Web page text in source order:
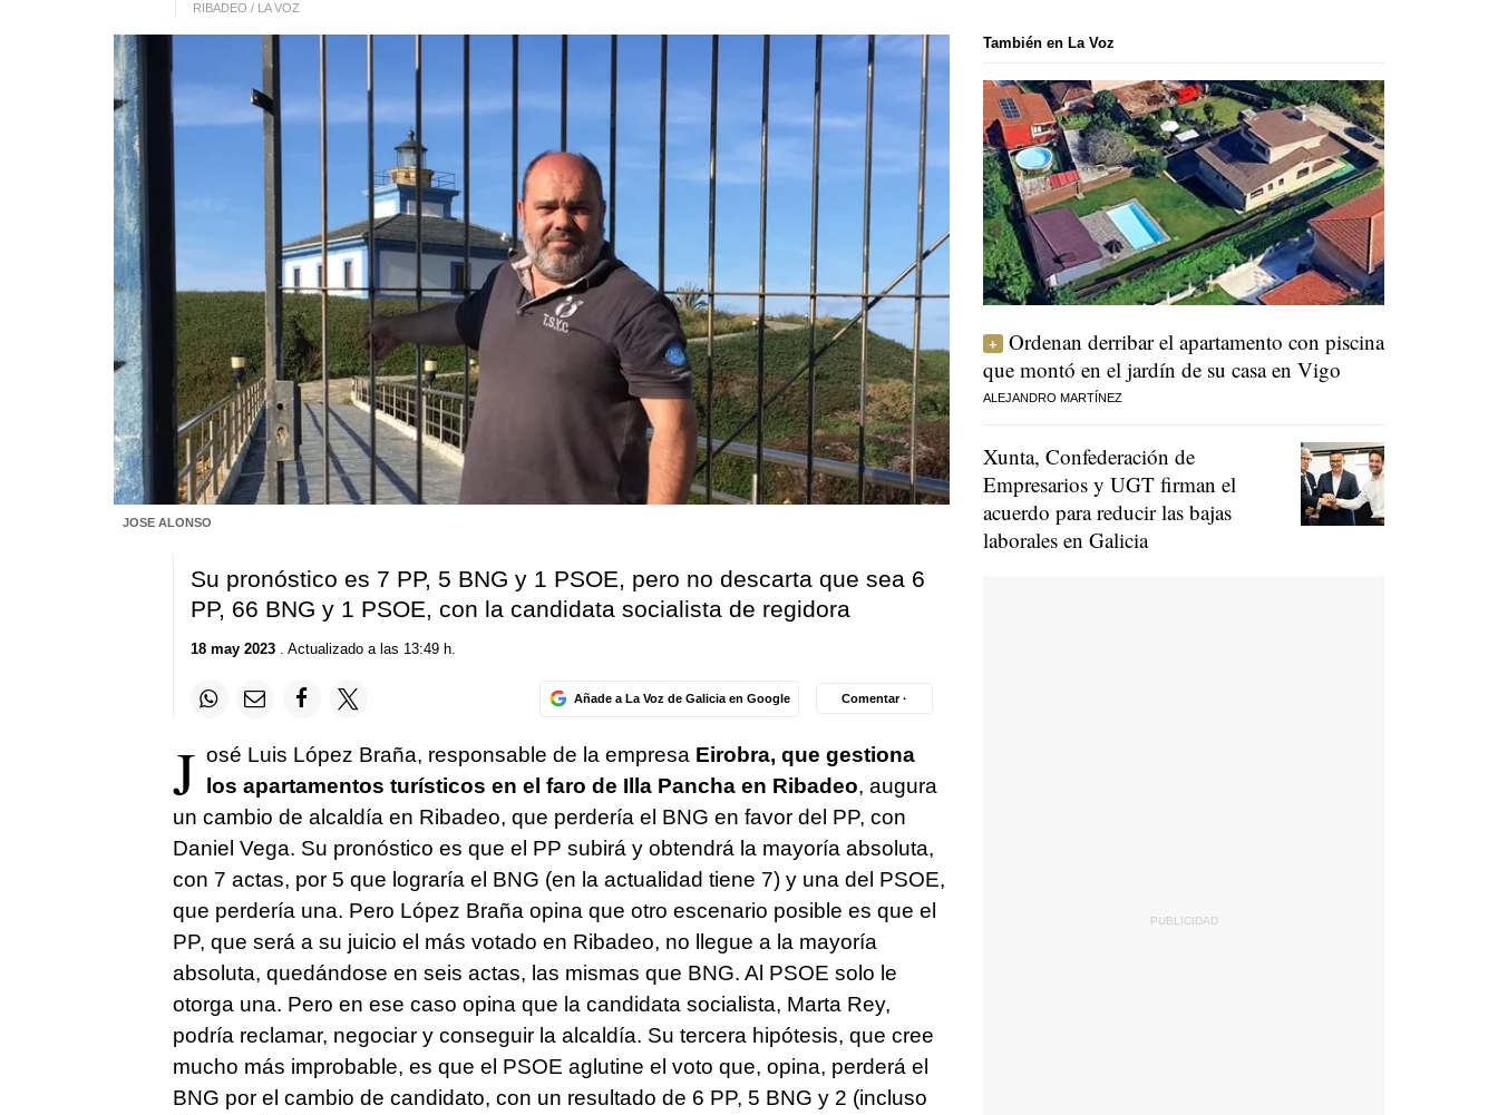
RIBADEO / LA VOZ
JOSE ALONSO
Su pronóstico es 7 PP, 5 BNG y 1 PSOE, pero no descarta que sea 6
PP, 66 BNG y 1 PSOE, con la candidata socialista de regidora
18 may 2023. Actualizado a las 13:49 h.
Añade a La Voz de Galicia en Google Comentar ·
J osé Luis López Braña, responsable de la empresa Eirobra, que gestiona
los apartamentos turísticos en el faro de Illa Pancha en Ribadeo, augura
un cambio de alcaldía en Ribadeo, que perdería el BNG en favor del PP, con
Daniel Vega. Su pronóstico es que el PP subirá y obtendrá la mayoría absoluta,
con 7 actas, por 5 que lograría el BNG (en la actualidad tiene 7) y una del PSOE,
que perdería una. Pero López Braña opina que otro escenario posible es que el
PP, que será a su juicio el más votado en Ribadeo, no llegue a la mayoría
absoluta, quedándose en seis actas, las mismas que BNG. Al PSOE solo le
otorga una. Pero en ese caso opina que la candidata socialista, Marta Rey,
podría reclamar, negociar y conseguir la alcaldía. Su tercera hipótesis, que cree
mucho más improbable, es que el PSOE aglutine el voto que, opina, perderá el
BNG por el cambio de candidato, con un resultado de 6 PP, 5 BNG y 2 (incluso
También en La Voz
Ordenan derribar el apartamento con piscina
que montó en el jardín de su casa en Vigo
ALEJANDRO MARTÍNEZ
Xunta, Confederación de
Empresarios y UGT firman el
acuerdo para reducir las bajas
laborales en Galicia